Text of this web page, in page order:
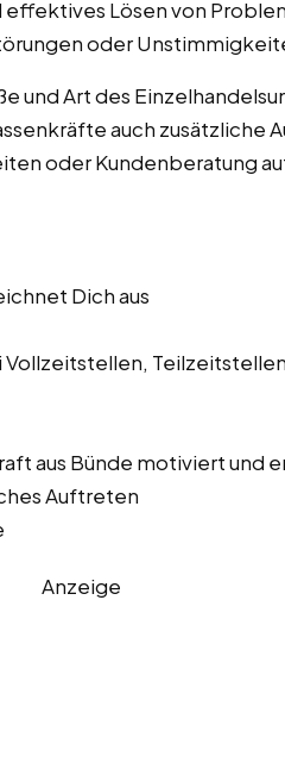
effektives Lösen von
oder
und Art des
auch zusätzliche
oder Kundenberatung
Dich aus
aus Bünde motiviert und
Auftreten
Anzeige